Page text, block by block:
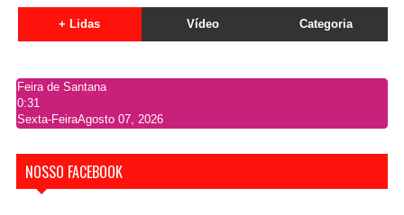
+ Lidas Vídeo Categoria
Feira de Santana
0:31
Sexta-FeiraAgosto 07, 2026
NOSSO FACEBOOK